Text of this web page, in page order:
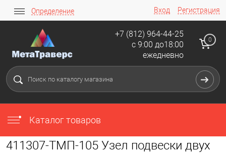
Вход Регистрация
Определение
+7 (812) 964-44-25
с 9:00 до18:00
ежедневно
0
Каталог товаров
411307-ТМП-105 Узел подвески двух